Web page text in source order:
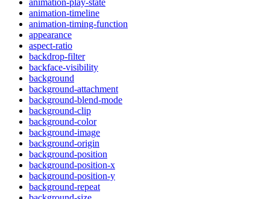
animation-timeline
animation-timing-function
appearance
aspect-ratio
backdrop-filter
backface-visibility
background
background-attachment
background-blend-mode
background-clip
background-color
background-image
background-origin
background-position
background-position-x
background-position-y
background-repeat